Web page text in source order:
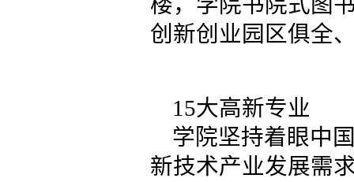
创新创业园区俱全
15大高新专业
学院坚持着眼中
新技术产业发展需